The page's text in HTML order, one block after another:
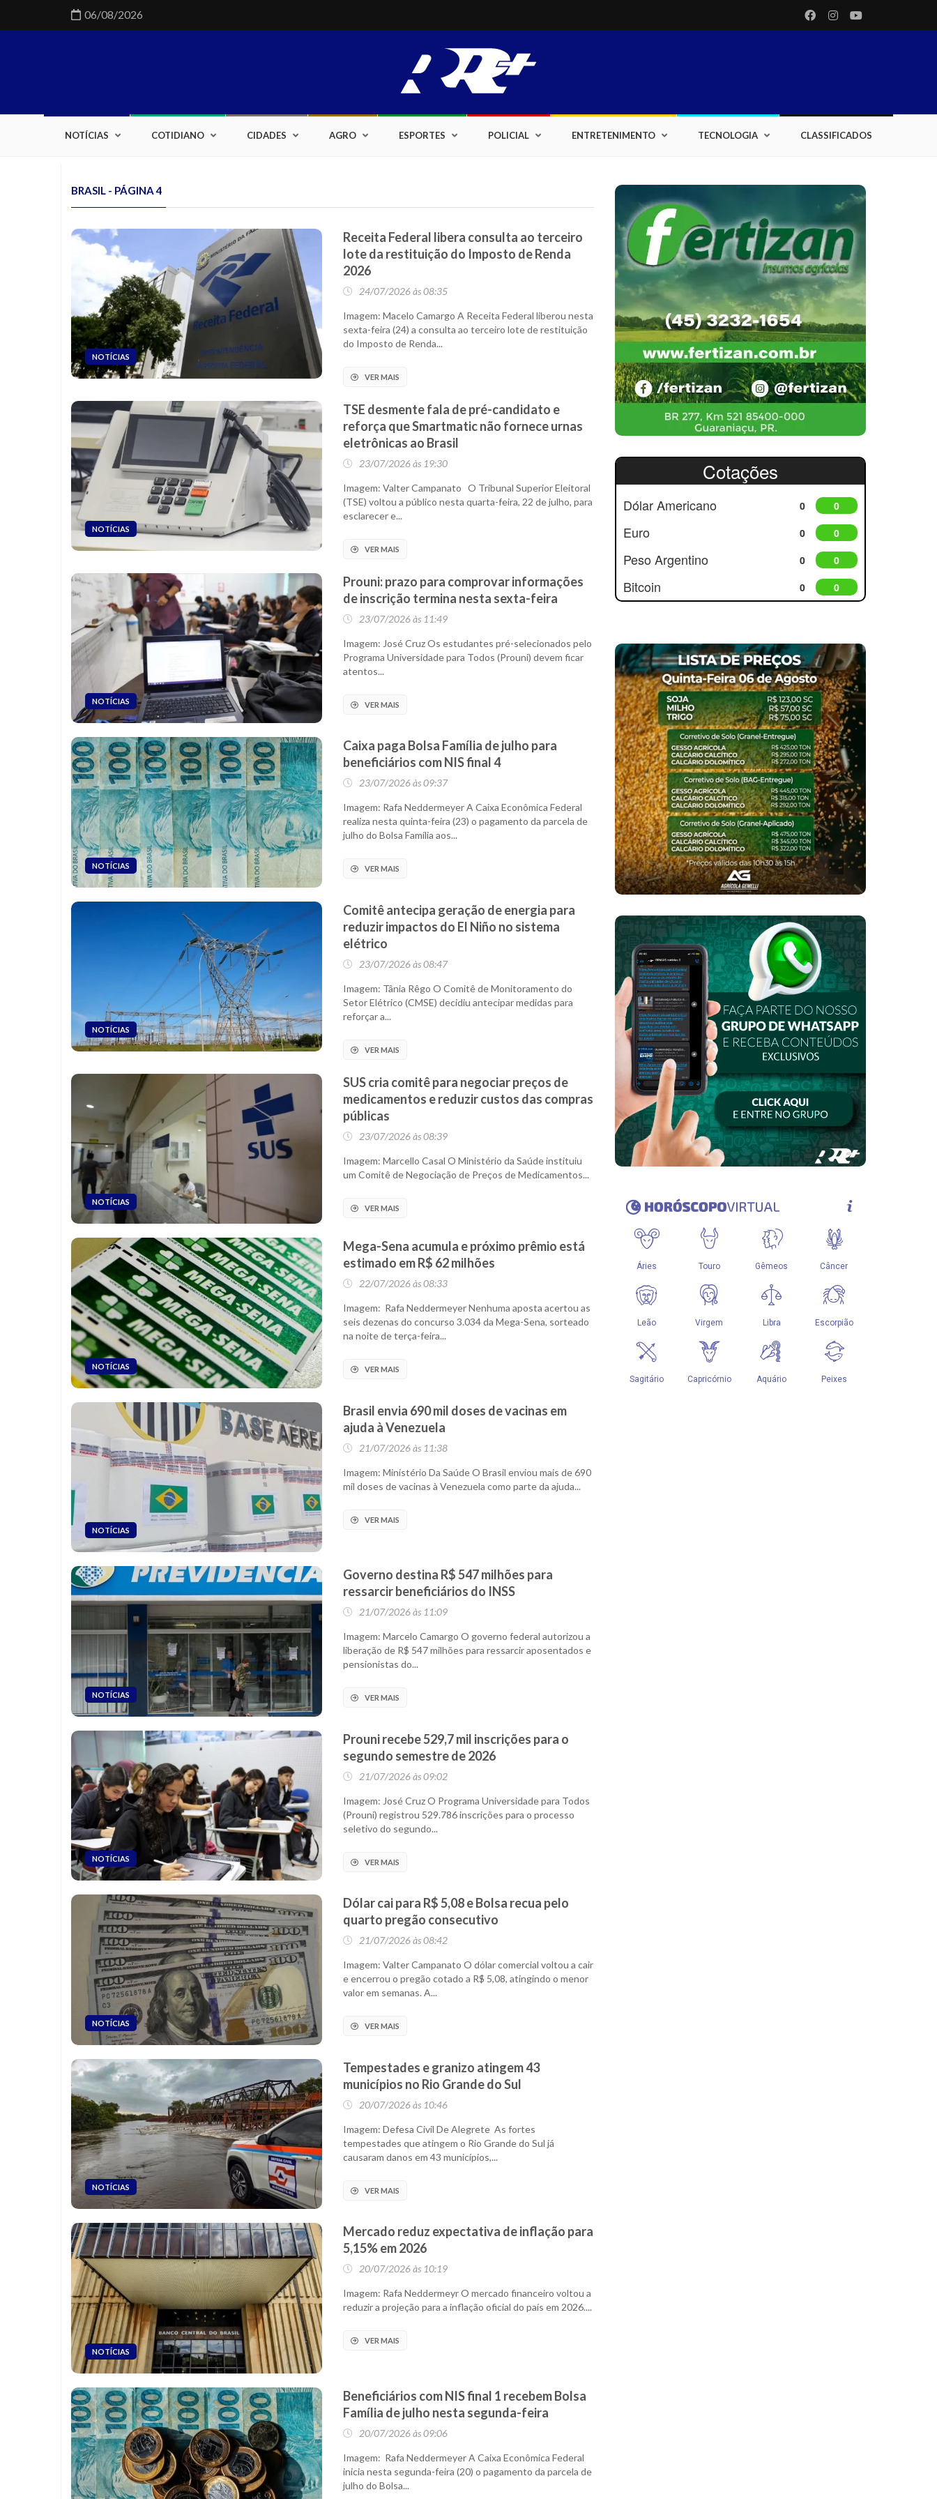
06/08/2026
NOTÍCIAS COTIDIANO CIDADES AGRO ESPORTES POLICIAL ENTRETENIMENTO TECNOLOGIA CLASSIFICADOS
BRASIL - PÁGINA 4
NOTÍCIAS
Receita Federal libera consulta ao terceiro
lote da restituição do Imposto de Renda
2026
24/07/2026 às 08:35
Imagem: Macelo Camargo A Receita Federal liberou nesta
sexta-feira (24) a consulta ao terceiro lote de restituição
do Imposto de Renda...
VER MAIS
NOTÍCIAS
TSE desmente fala de pré-candidato e
reforça que Smartmatic não fornece urnas
eletrônicas ao Brasil
23/07/2026 às 19:30
Imagem: Valter Campanato O Tribunal Superior Eleitoral
(TSE) voltou a público nesta quarta-feira, 22 de julho, para
esclarecer e...
VER MAIS
NOTÍCIAS
Prouni: prazo para comprovar informações
de inscrição termina nesta sexta-feira
23/07/2026 às 11:49
Imagem: José Cruz Os estudantes pré-selecionados pelo
Programa Universidade para Todos (Prouni) devem ficar
atentos...
VER MAIS
NOTÍCIAS
Caixa paga Bolsa Família de julho para
beneficiários com NIS final 4
23/07/2026 às 09:37
Imagem: Rafa Neddermeyer A Caixa Econômica Federal
realiza nesta quinta-feira (23) o pagamento da parcela de
julho do Bolsa Família aos...
VER MAIS
NOTÍCIAS
Comitê antecipa geração de energia para
reduzir impactos do El Niño no sistema
elétrico
23/07/2026 às 08:47
Imagem: Tânia Rêgo O Comitê de Monitoramento do
Setor Elétrico (CMSE) decidiu antecipar medidas para
reforçar a...
VER MAIS
NOTÍCIAS
SUS cria comitê para negociar preços de
medicamentos e reduzir custos das compras
públicas
23/07/2026 às 08:39
Imagem: Marcello Casal O Ministério da Saúde instituiu
um Comitê de Negociação de Preços de Medicamentos...
VER MAIS
NOTÍCIAS
Mega-Sena acumula e próximo prêmio está
estimado em R$ 62 milhões
22/07/2026 às 08:33
Imagem: Rafa Neddermeyer Nenhuma aposta acertou as
seis dezenas do concurso 3.034 da Mega-Sena, sorteado
na noite de terça-feira...
VER MAIS
NOTÍCIAS
Brasil envia 690 mil doses de vacinas em
ajuda à Venezuela
21/07/2026 às 11:38
Imagem: Ministério Da Saúde O Brasil enviou mais de 690
mil doses de vacinas à Venezuela como parte da ajuda...
VER MAIS
NOTÍCIAS
Governo destina R$ 547 milhões para
ressarcir beneficiários do INSS
21/07/2026 às 11:09
Imagem: Marcelo Camargo O governo federal autorizou a
liberação de R$ 547 milhões para ressarcir aposentados e
pensionistas do...
VER MAIS
NOTÍCIAS
Prouni recebe 529,7 mil inscrições para o
segundo semestre de 2026
21/07/2026 às 09:02
Imagem: José Cruz O Programa Universidade para Todos
(Prouni) registrou 529.786 inscrições para o processo
seletivo do segundo...
VER MAIS
NOTÍCIAS
Dólar cai para R$ 5,08 e Bolsa recua pelo
quarto pregão consecutivo
21/07/2026 às 08:42
Imagem: Valter Campanato O dólar comercial voltou a cair
e encerrou o pregão cotado a R$ 5,08, atingindo o menor
valor em semanas. A...
VER MAIS
NOTÍCIAS
Tempestades e granizo atingem 43
municípios no Rio Grande do Sul
20/07/2026 às 10:46
Imagem: Defesa Civil De Alegrete As fortes
tempestades que atingem o Rio Grande do Sul já
causaram danos em 43 municípios,...
VER MAIS
NOTÍCIAS
Mercado reduz expectativa de inflação para
5,15% em 2026
20/07/2026 às 10:19
Imagem: Rafa Neddermeyr O mercado financeiro voltou a
reduzir a projeção para a inflação oficial do país em 2026....
VER MAIS
Beneficiários com NIS final 1 recebem Bolsa
Família de julho nesta segunda-feira
20/07/2026 às 09:06
Imagem: Rafa Neddermeyer A Caixa Econômica Federal
inicia nesta segunda-feira (20) o pagamento da parcela de
julho do Bolsa...
Cotações
Dólar Americano 0 0
Euro 0 0
Peso Argentino 0 0
Bitcoin 0 0